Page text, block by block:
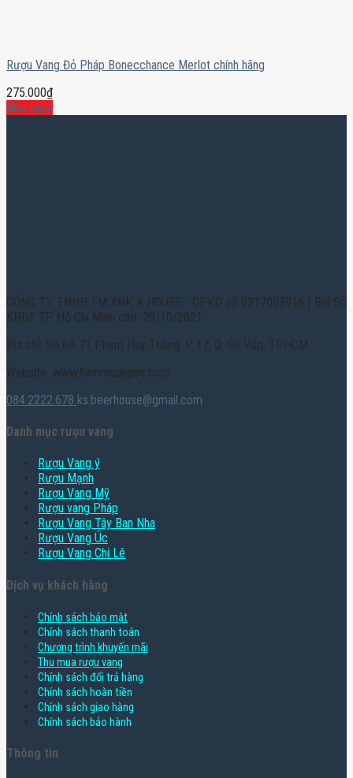
Rượu Vang Đỏ Pháp Bonecchance Merlot chính hãng
275.000₫
Mua ngay
CÔNG TY TNHH TM XNK K HOUSE - GPKD số 0317003916 | Bởi Sở
KHĐT TP. Hồ Chí Minh cấp: 29/10/2021
Địa chỉ: Số 69-71 Phạm Huy Thông, P. 17, Q. Gò Vấp, TPHCM
Website: www.hamruoungon.com
084.2222.678 ks.beerhouse@gmail.com
Danh mục rượu vang
Rượu Vang ý
Rượu Mạnh
Rượu Vang Mỹ
Rượu vang Pháp
Rượu Vang Tây Ban Nha
Rượu Vang Úc
Rượu Vang Chi Lê
Dịch vụ khách hàng
Chính sách bảo mật
Chính sách thanh toán
Chương trình khuyến mãi
Thu mua rượu vang
Chính sách đổi trả hàng
Chính sách hoàn tiền
Chính sách giao hàng
Chính sách bảo hành
Thông tin